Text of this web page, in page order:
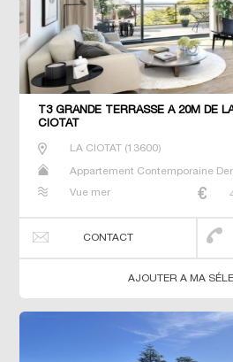
T3 GRANDE TERRASSE À 20M DE
CIOTAT
LA CIOTAT(13600)
Appartement Contemporaine
Vue mer
CONTACT
AJOUTER A MA